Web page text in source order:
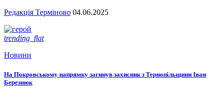
Редакція Терміново 04.06.2025
trending_flat
Новини
На Покровському напрямку загинув захисник з Тернопільщини Іван
Березнюк